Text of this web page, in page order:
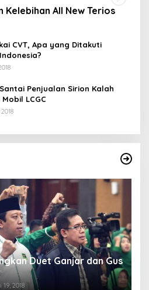
Kelebihan All New Terios
CVT, Apa yang Ditakuti
Penjualan Sirion Kalah
LCGC
Duet Ganjar dan Gus
2018